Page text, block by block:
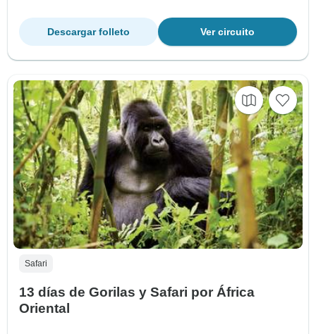
Ver circuito
Descargar folleto
Safari
13 días de Gorilas y Safari por África
Oriental